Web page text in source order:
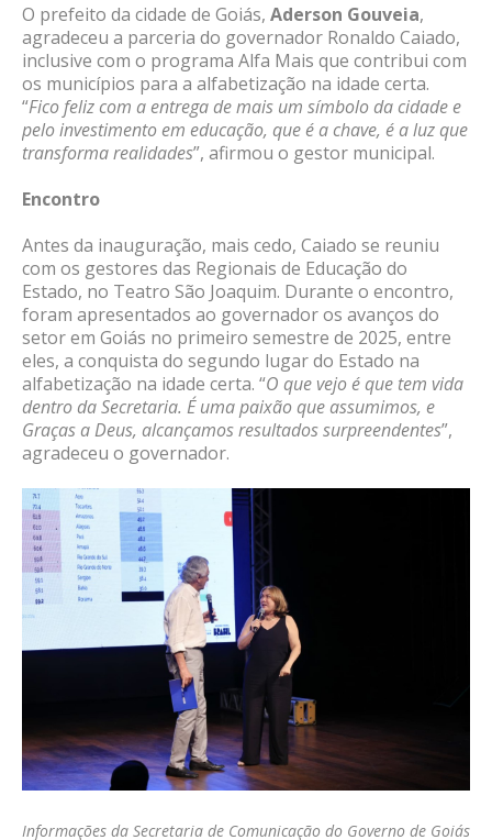
O prefeito da cidade de Goiás, Aderson Gouveia,
agradeceu a parceria do governador Ronaldo Caiado,
inclusive com o programa Alfa Mais que contribui com
os municípios para a alfabetização na idade certa.
“Fico feliz com a entrega de mais um símbolo da cidade e
pelo investimento em educação, que é a chave, é a luz que
transforma realidades”, afirmou o gestor municipal.
Encontro
Antes da inauguração, mais cedo, Caiado se reuniu
com os gestores das Regionais de Educação do
Estado, no Teatro São Joaquim. Durante o encontro,
foram apresentados ao governador os avanços do
setor em Goiás no primeiro semestre de 2025, entre
eles, a conquista do segundo lugar do Estado na
alfabetização na idade certa. “O que vejo é que tem vida
dentro da Secretaria. É uma paixão que assumimos, e
Graças a Deus, alcançamos resultados surpreendentes”,
agradeceu o governador.
Informações da Secretaria de Comunicação do Governo de Goiás